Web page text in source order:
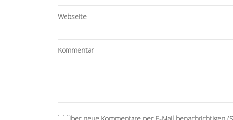
Webseite
Kommentar